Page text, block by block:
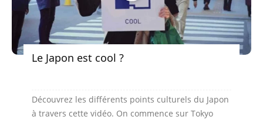
Le Japon est cool ?
Découvrez les différents points culturels du Japon
à travers cette vidéo. On commence sur Tokyo